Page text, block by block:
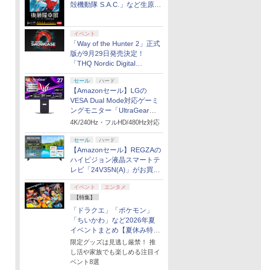
殻機動隊 S.A.C.」など生原
イベント
「Way of the Hunter 2」正式
版が9月29日発売決定！
「THQ Nordic Digital
Showcase 2026」まとめ
セール ハード
【Amazonセール】LGの
VESA Dual Mode対応ゲーミ
ングモニター「UltraGear
27G850A-B」がお買い得！
4K/240Hz・フルHD/480Hz対応
セール ハード
【Amazonセール】REGZAの
ハイビジョン液晶スマートテ
レビ「24V35N(A)」がお買い
得！
イベント
エンタメ
【特集】
「ドラクエ」「ポケモン」
「ちいかわ」など2026年夏
イベントまとめ【夏休み特
集】
限定グッズは見逃し厳禁！ 推
し活や家族でも楽しめる注目イ
ベント8選